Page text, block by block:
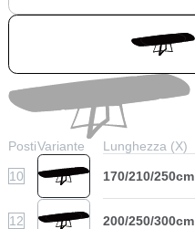
PostiVariante Lunghezza (X)
10 170/210/250cm
12 200/250/300cm